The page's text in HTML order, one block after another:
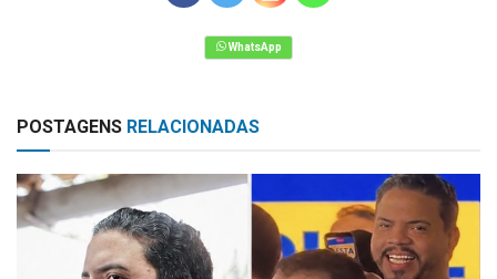
POSTAGENS RELACIONADAS